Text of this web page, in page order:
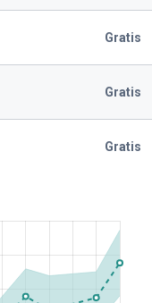
Gratis
Gratis
Gratis